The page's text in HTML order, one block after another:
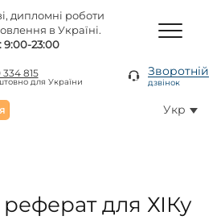
дипломні роботи
в Україні.
23:00
815
для України
Зворотній
дзвінок
Укр
для ХІКу